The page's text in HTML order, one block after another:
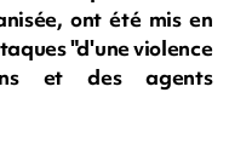
ont été mis en
"d'une violence
et des agents